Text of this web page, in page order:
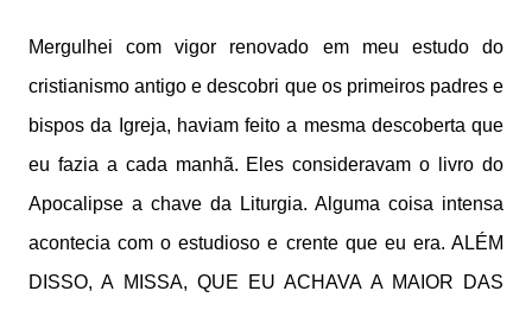
Mergulhei com vigor renovado em meu estudo do
cristianismo antigo e descobri que os primeiros padres e
bispos da Igreja, haviam feito a mesma descoberta que
eu fazia a cada manhã. Eles consideravam o livro do
Apocalipse a chave da Liturgia. Alguma coisa intensa
acontecia com o estudioso e crente que eu era. ALÉM
DISSO, A MISSA, QUE EU ACHAVA A MAIOR DAS